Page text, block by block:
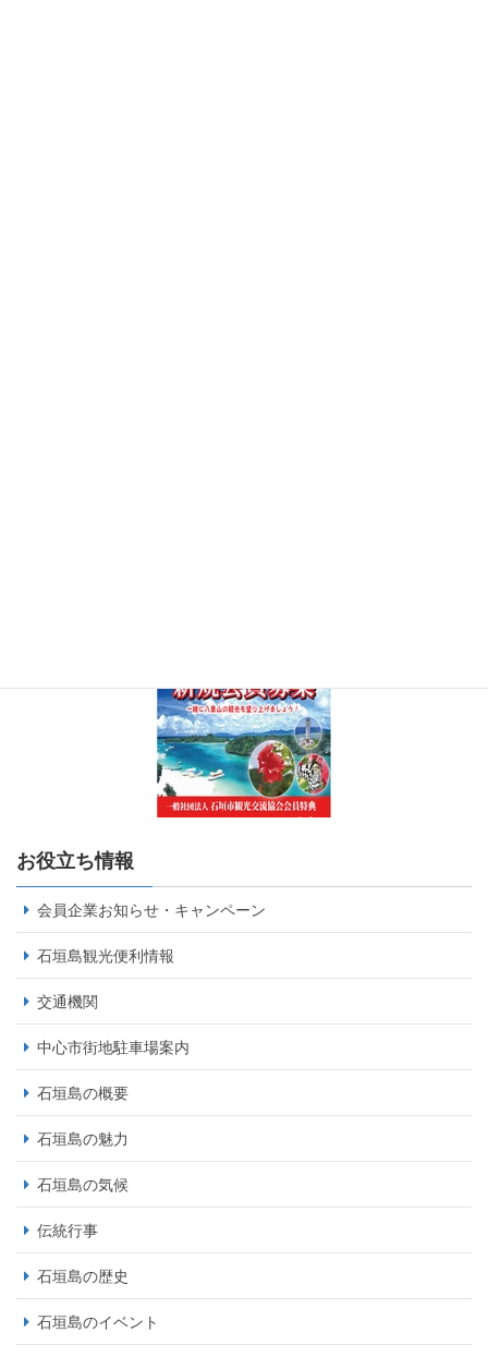
お役立ち情報
会員企業お知らせ・キャンペーン
石垣島観光便利情報
交通機関
中心市街地駐車場案内
石垣島の概要
石垣島の魅力
石垣島の気候
伝統行事
石垣島の歴史
石垣島のイベント